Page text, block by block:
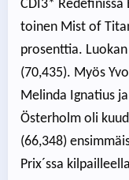
CDI3* Redefinissä
toinen Mist of
prosenttia.
(70,435). Myös
Melinda Ignatius
Österholm oli
(66,348)
Prix´ssa